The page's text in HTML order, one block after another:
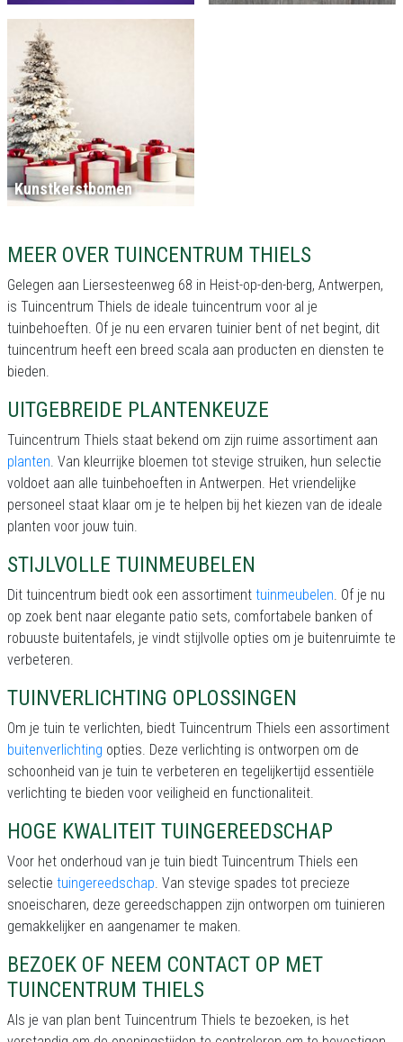
Kunstkerstbomen
MEER OVER TUINCENTRUM THIELS
Gelegen aan Liersesteenweg 68 in Heist-op-den-berg, Antwerpen,
is Tuincentrum Thiels de ideale tuincentrum voor al je
tuinbehoeften. Of je nu een ervaren tuinier bent of net begint, dit
tuincentrum heeft een breed scala aan producten en diensten te
bieden.
UITGEBREIDE PLANTENKEUZE
Tuincentrum Thiels staat bekend om zijn ruime assortiment aan
planten. Van kleurrijke bloemen tot stevige struiken, hun selectie
voldoet aan alle tuinbehoeften in Antwerpen. Het vriendelijke
personeel staat klaar om je te helpen bij het kiezen van de ideale
planten voor jouw tuin.
STIJLVOLLE TUINMEUBELEN
Dit tuincentrum biedt ook een assortiment tuinmeubelen. Of je nu
op zoek bent naar elegante patio sets, comfortabele banken of
robuuste buitentafels, je vindt stijlvolle opties om je buitenruimte te
verbeteren.
TUINVERLICHTING OPLOSSINGEN
Om je tuin te verlichten, biedt Tuincentrum Thiels een assortiment
buitenverlichting opties. Deze verlichting is ontworpen om de
schoonheid van je tuin te verbeteren en tegelijkertijd essentiële
verlichting te bieden voor veiligheid en functionaliteit.
HOGE KWALITEIT TUINGEREEDSCHAP
Voor het onderhoud van je tuin biedt Tuincentrum Thiels een
selectie tuingereedschap. Van stevige spades tot precieze
snoeischaren, deze gereedschappen zijn ontworpen om tuinieren
gemakkelijker en aangenamer te maken.
BEZOEK OF NEEM CONTACT OP MET
TUINCENTRUM THIELS
Als je van plan bent Tuincentrum Thiels te bezoeken, is het